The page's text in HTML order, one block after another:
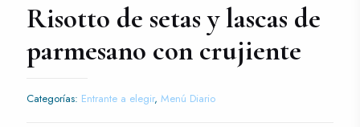
Risotto de setas y lascas de
parmesano con crujiente
Categorías: Entrante a elegir, Menú Diario